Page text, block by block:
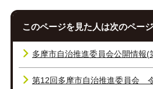
このページを見た人は次のペー
多摩市自治推進委員会公開情報(
第12回多摩市自治推進委員会